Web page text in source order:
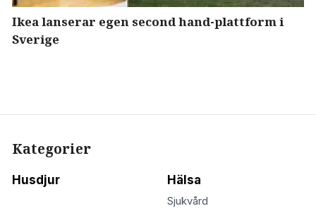
Ikea lanserar egen second hand-plattform i
Sverige
Kategorier
Husdjur Hälsa
Sjukvård